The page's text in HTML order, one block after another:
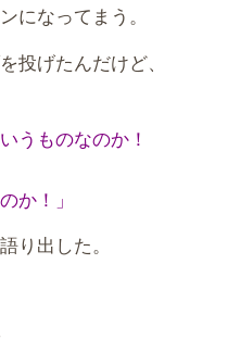
になってまう。
投げたんだけど、
うものなのか！
か！」
り出した。